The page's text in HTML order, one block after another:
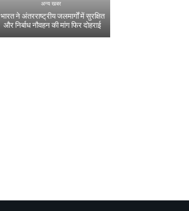
अन्य खबर
भारत ने अंतरराष्ट्रीय जलमार्गों में सुरक्षित
और निर्बाध नौवहन की मांग फिर दोहराई